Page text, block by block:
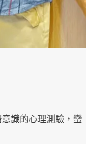
識的心理測驗，蠻